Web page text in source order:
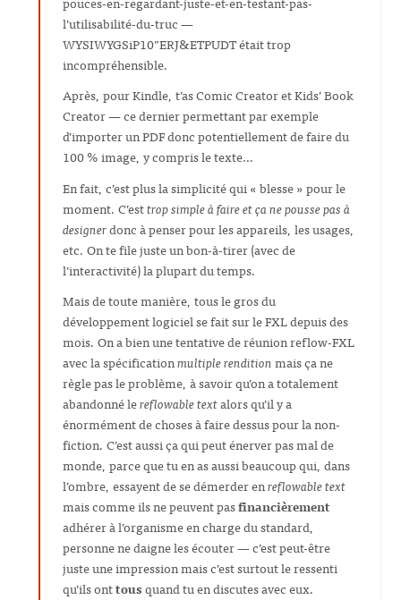
l’utilisabilité-du-truc —
WYSIWYGSiP10”ERJ&ETPUDT était trop
incompréhensible.
Après, pour Kindle, t’as Comic Creator et Kids’ Book
Creator — ce dernier permettant par exemple
d’importer un PDF donc potentiellement de faire du
100 % image, y compris le texte…
En fait, c’est plus la simplicité qui « blesse » pour le
moment. C’esttrop simple à faire et ça ne pousse pas à
designerdonc à penser pour les appareils, les usages,
etc. On te file juste un bon-à-tirer (avec de
l’interactivité) la plupart du temps.
Mais de toute manière, tous le gros du
développement logiciel se fait sur le FXL depuis des
mois. On a bien une tentative de réunion reflow-FXL
avec la spécificationmultiple renditionmais ça ne
règle pas le problème, à savoir qu’on a totalement
abandonné lereflowable textalors qu’il y a
énormément de choses à faire dessus pour la non-
fiction. C’est aussi ça qui peut énerver pas mal de
monde, parce que tu en as aussi beaucoup qui, dans
l’ombre, essayent de se démerder enreflowable text
mais comme ils ne peuvent pasfinancièrement
adhérer à l’organisme en charge du standard,
personne ne daigne les écouter — c’est peut-être
juste une impression mais c’est surtout le ressenti
qu’ils onttousquand tu en discutes avec eux.